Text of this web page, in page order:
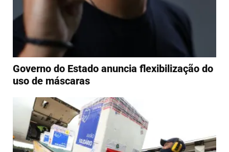
Governo do Estado anuncia flexibilização do
uso de máscaras